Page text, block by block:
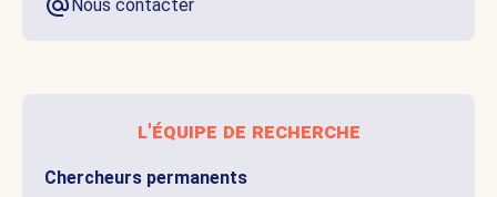
Nous contacter
l'équipe de recherche
Chercheurs permanents